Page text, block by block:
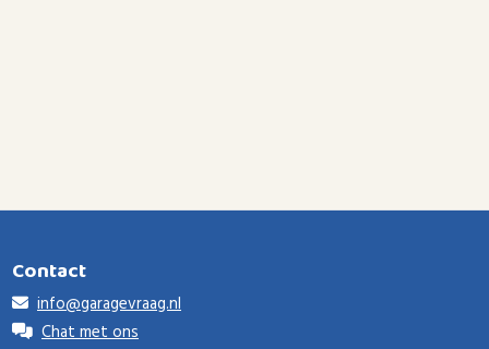
Contact
info@garagevraag.nl
Chat met ons